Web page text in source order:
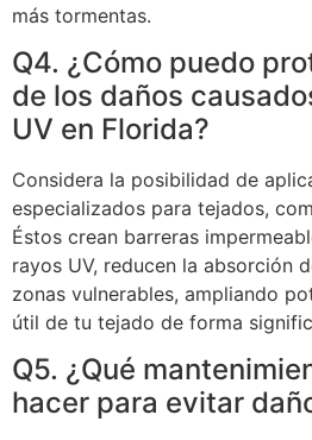
más tormentas.
Q4. ¿Cómo puedo
de los daños
UV en Florida?
Considera la posibilidad de
especializados para tejados,
Éstos crean barreras
rayos UV, reducen la absorción
zonas vulnerables, ampliando
útil de tu tejado de forma
Q5. ¿Qué
hacer para evitar